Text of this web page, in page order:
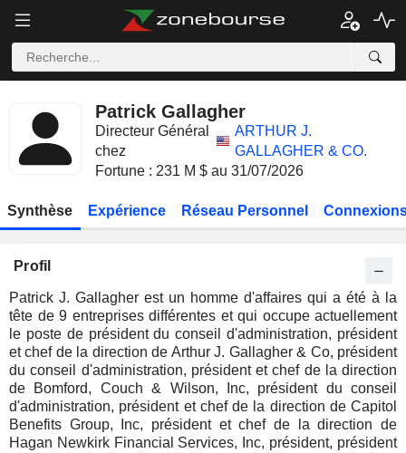
Patrick Gallagher
Directeur Général
chez
ARTHUR J.
GALLAGHER & CO.
Fortune : 231 M $ au 31/07/2026
Synthèse Expérience Réseau Personnel
Profil
Patrick J. Gallagher est un homme d'affaires qui a été à la
tête de 9 entreprises différentes et qui occupe actuellement
le poste de président du conseil d'administration, président
et chef de la direction de Arthur J. Gallagher & Co, président
du conseil d'administration, président et chef de la direction
de Bomford, Couch & Wilson, Inc, président du conseil
d'administration, président et chef de la direction de Capitol
Benefits Group, Inc, président et chef de la direction de
Hagan Newkirk Financial Services, Inc, président, président